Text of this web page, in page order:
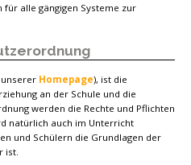
alle gängigen Systeme zur
Homepage), ist die
an der Schule und die
werden die Rechte und Pflichten
natürlich auch im Unterricht
und Schülern die Grundlagen der
ist.